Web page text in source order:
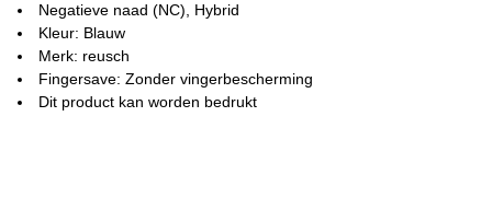
Negatieve naad (NC), Hybrid
Kleur: Blauw
Merk: reusch
Fingersave: Zonder vingerbescherming
Dit product kan worden bedrukt